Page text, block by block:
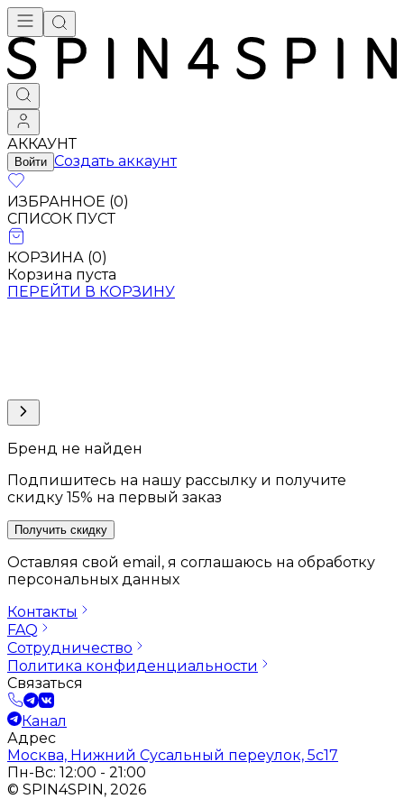
АККАУНТ
Войти Создать аккаунт
ИЗБРАННОЕ (0)
СПИСОК ПУСТ
КОРЗИНА (0)
Корзина пуста
ПЕРЕЙТИ В КОРЗИНУ
Бренд не найден
Подпишитесь на нашу рассылку и получите
скидку 15% на первый заказ
Получить скидку
Оставляя свой email, я соглашаюсь на обработку
персональных данных
Контакты
FAQ
Сотрудничество
Политика конфиденциальности
Связаться
Канал
Адрес
Москва, Нижний Сусальный переулок, 5с17
Пн-Вс: 12:00 - 21:00
© SPIN4SPIN, 2026
Брендовая одежда - купить в Москве